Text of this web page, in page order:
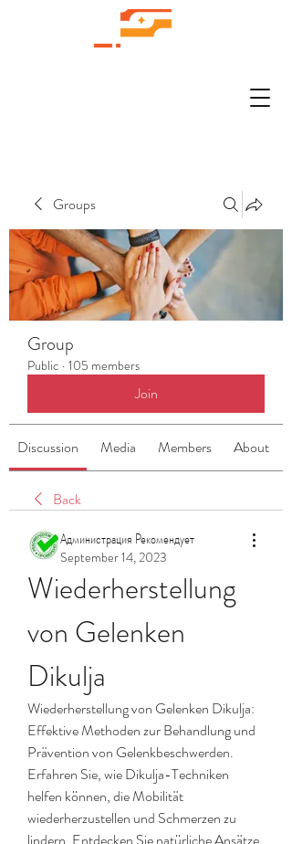
Groups
Group
Public · 105 members
Join
Discussion Media Members About
Back
Администрация Рекомендует
September 14, 2023
Wiederherstellung
von Gelenken
Dikulja
Wiederherstellung von Gelenken Dikulja:
Effektive Methoden zur Behandlung und
Prävention von Gelenkbeschwerden.
Erfahren Sie, wie Dikulja-Techniken
helfen können, die Mobilität
wiederherzustellen und Schmerzen zu